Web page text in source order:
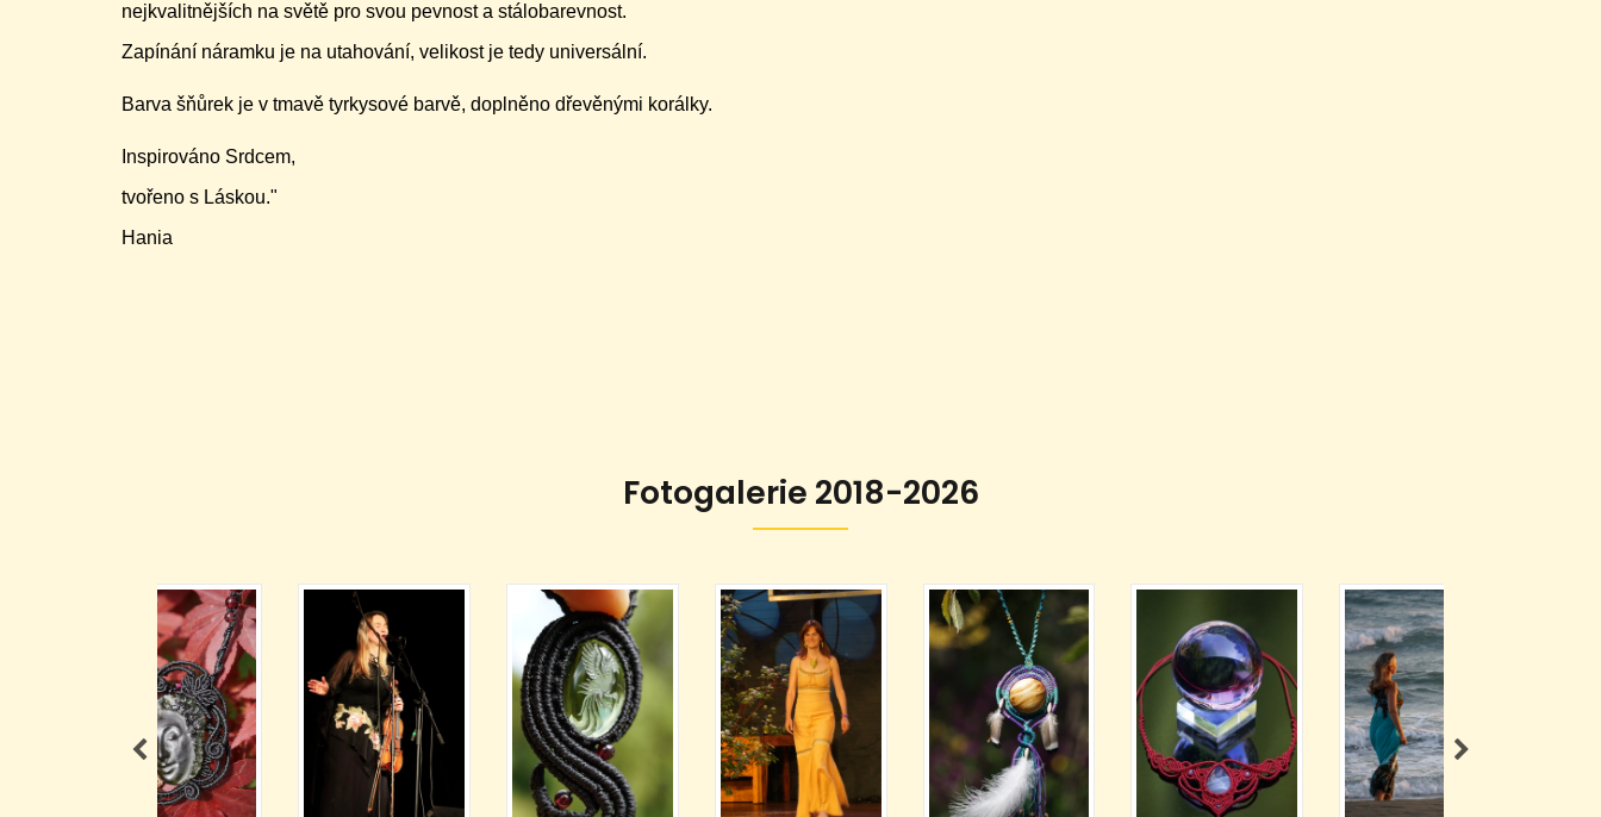
nejkvalitnějších na světě pro svou pevnost a stálobarevnost.
Zapínání náramku je na utahování, velikost je tedy universální.
Barva šňůrek je v tmavě tyrkysové barvě, doplněno dřevěnými korálky.
Inspirováno Srdcem,
tvořeno s Láskou."
Hania
Fotogalerie 2018-2026